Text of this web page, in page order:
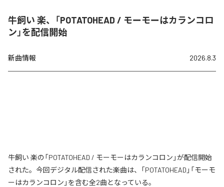
牛飼い 楽、「POTATOHEAD / モーモーはカランコロ
ン」を配信開始
新曲情報 2026.8.3
牛飼い 楽の「POTATOHEAD / モーモーはカランコロン」が配信開始
された。今回デジタル配信された楽曲は、「POTATOHEAD」「モーモ
ーはカランコロン」を含む全2曲となっている。